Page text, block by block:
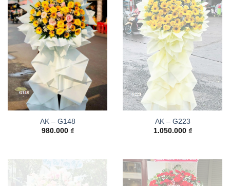
AK – G148
980.000 ₫
AK – G223
1.050.000 ₫